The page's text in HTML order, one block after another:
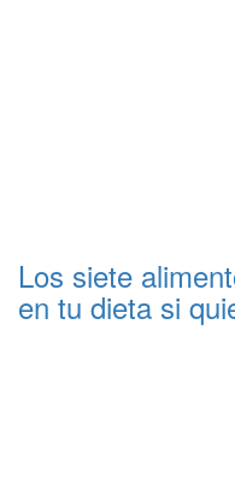
Los siete
en tu dieta si